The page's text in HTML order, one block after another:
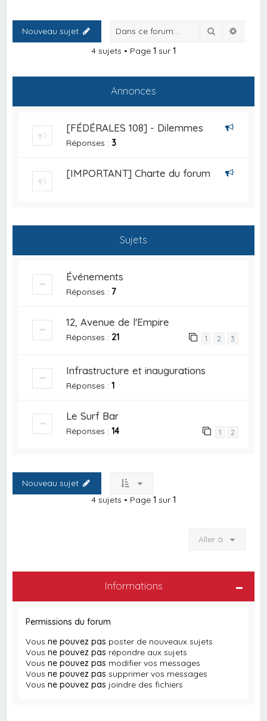
Nouveau sujet Rechercher
4 sujets • Page 1 sur 1
Annonces
[FÉDÉRALES 108] - Dilemmes
Réponses : 3
[IMPORTANT] Charte du forum
Sujets
Événements
Réponses : 7
12, Avenue de l'Empire
Réponses : 21 1 2 3
Infrastructure et inaugurations
Réponses :1
Le Surf Bar
Réponses :14 1 2
Nouveau sujet
4 sujets • Page 1 sur 1
Aller à
Informations
Permissions du forum
Vousne pouvez pas poster de nouveaux sujets
Vousne pouvez pas répondre aux sujets
Vousne pouvez pas modifier vos messages
Vousne pouvez pas supprimer vos messages
Vousne pouvez pas joindre des fichiers